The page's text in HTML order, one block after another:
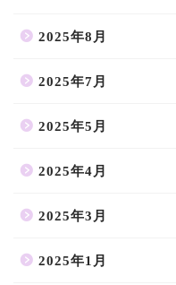
2025年8月
2025年7月
2025年5月
2025年4月
2025年3月
2025年1月